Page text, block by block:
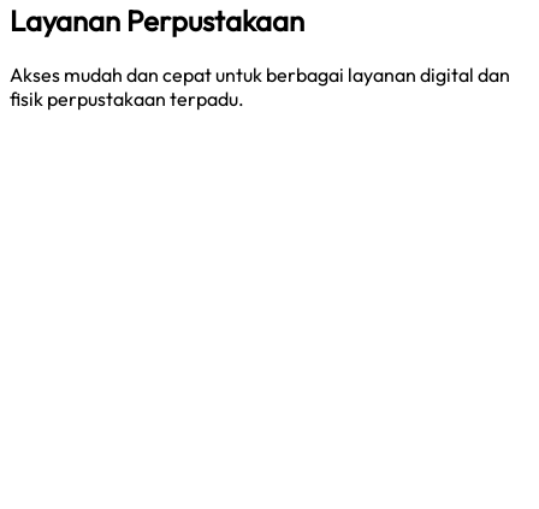
Layanan Perpustakaan
Akses mudah dan cepat untuk berbagai layanan digital dan
fisik perpustakaan terpadu.